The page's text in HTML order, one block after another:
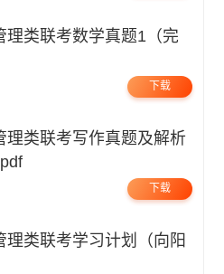
下载
下载